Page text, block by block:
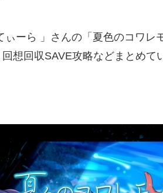
ぃーら 」さんの「夏色のコワレ
想回収SAVE攻略などまとめて